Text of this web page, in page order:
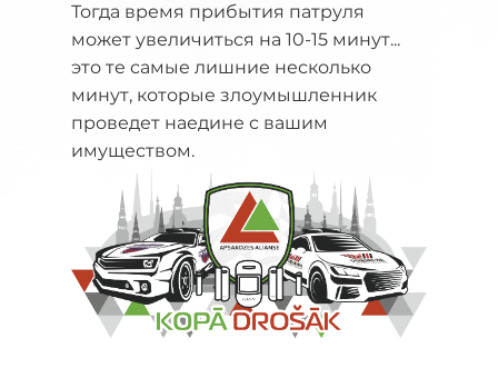
Тогда время прибытия патруля
может увеличиться на 10-15 минут...
это те самые лишние несколько
минут, которые злоумышленник
проведет наедине с вашим
имуществом.